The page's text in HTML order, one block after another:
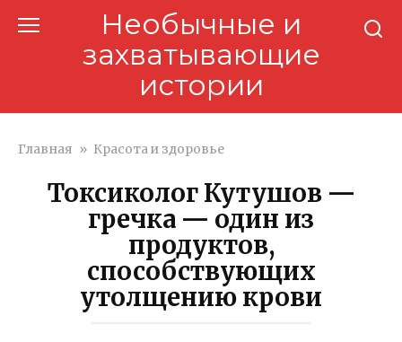
Необычные и
захватывающие
истории
Главная » Красота и здоровье
Токсиколог Кутушов —
гречка — один из
продуктов,
способствующих
утолщению крови